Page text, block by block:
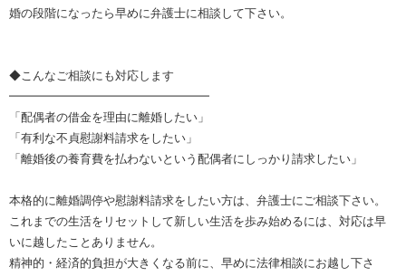
婚の段階になったら早めに弁護士に相談して下さい。
◆こんなご相談にも対応します
━━━━━━━━━━━━━━━━━
「配偶者の借金を理由に離婚したい」
「有利な不貞慰謝料請求をしたい」
「離婚後の養育費を払わないという配偶者にしっかり請求したい」
本格的に離婚調停や慰謝料請求をしたい方は、弁護士にご相談下さい。
これまでの生活をリセットして新しい生活を歩み始めるには、対応は早
いに越したことありません。
精神的・経済的負担が大きくなる前に、早めに法律相談にお越し下さ